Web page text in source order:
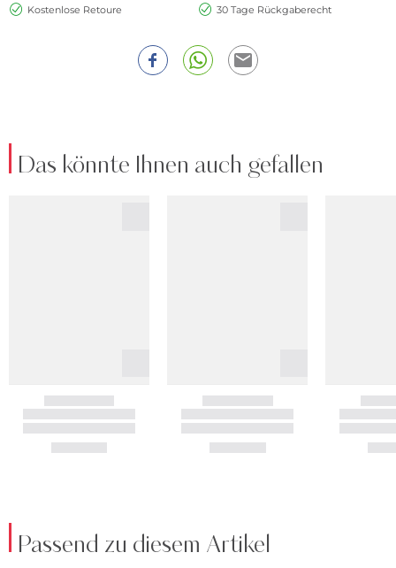
Kostenlose Retoure
30 Tage Rückgaberecht
Das könnte Ihnen auch gefallen
Passend zu diesem Artikel